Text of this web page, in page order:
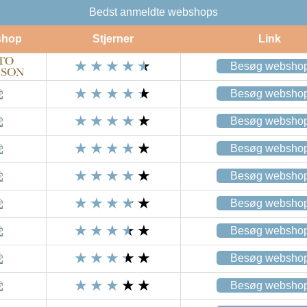
Bedst anmeldte webshops
Stjerner Link
Besøg
Besøg
Besøg
Besøg
Besøg
Besøg
Besøg
Besøg
Besøg